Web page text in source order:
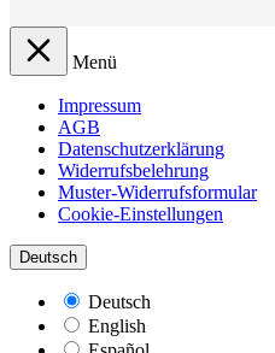
Menü
Impressum
AGB
Datenschutzerklärung
Widerrufsbelehrung
Muster-Widerrufsformular
Cookie-Einstellungen
Deutsch
Deutsch
English